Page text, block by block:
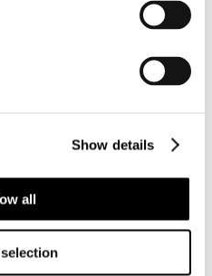
Show details
all
del trasporto pubblico. Agens,
che assicurino il finanziamento al
le aziende del trasporto
“C’è la reale possibilità che
a repentaglio l'equilibrio
Pubblico Locale e
nazionale.